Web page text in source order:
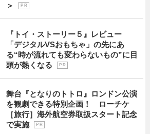
＞
P R
『トイ・ストーリー５』レビュー
「デジタルVSおもちゃ」の先にあ
る“時が流れても変わらないもの”に目
頭が熱くなる
P R
舞台『となりのトトロ』ロンドン公演
を観劇できる特別企画！ ローチケ
［旅行］海外航空券取扱スタート記念
で実施
P R